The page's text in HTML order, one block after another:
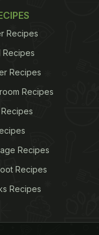
Recipes
Recipes
Recipes
Recipes
Recipes
Recipes
Recipes